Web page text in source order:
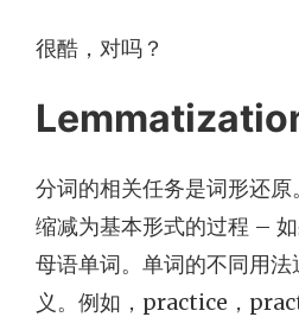
很酷，对吗？
分词的相关任务是词形还
缩减为基本形式的过程 –
母语单词。单词的不同用
义。例如，practice，